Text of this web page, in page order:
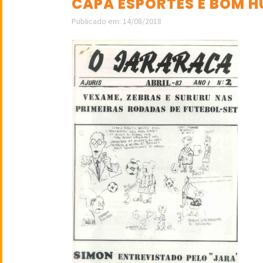
Publicado em: 14/08/2018